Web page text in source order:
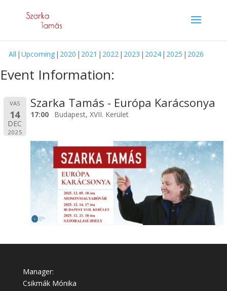
All Upcoming 2020 2021 2022 2023 2024 2025 2026
Event Information:
VAS
14
DEC
2025
Szarka Tamás - Európa Karácsonya
17:00 Budapest, XVII. Kerület
Manager:
Csikmák Mónika